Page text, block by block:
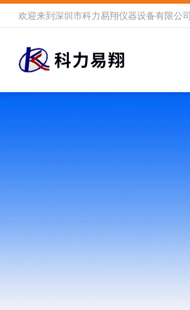
欢迎来到 深圳市科力易翔仪器设备有限公司